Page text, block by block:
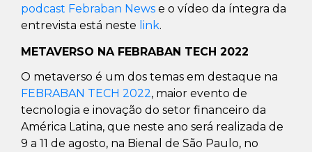
podcast Febraban News e o vídeo da íntegra da
entrevista está neste link.
METAVERSO NA FEBRABAN TECH 2022
O metaverso é um dos temas em destaque na
FEBRABAN TECH 2022, maior evento de
tecnologia e inovação do setor financeiro da
América Latina, que neste ano será realizada de
9 a 11 de agosto, na Bienal de São Paulo, no